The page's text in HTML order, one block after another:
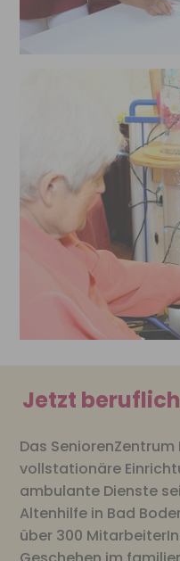
Jetzt
Das
vollstationäre
ambulante Dienste
Altenhilfe in Bad
über 300